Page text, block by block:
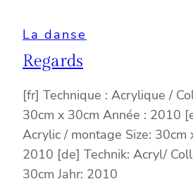
La danse
Regards
[fr] Technique : Acrylique /
30cm x 30cm Année : 2010
Acrylic / montage Size: 30cm
2010 [de] Technik: Acryl/
30cm Jahr: 2010